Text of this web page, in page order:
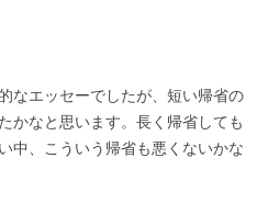
なエッセーでしたが、短い帰省の
かなと思います。長く帰省しても
中、こういう帰省も悪くないかな